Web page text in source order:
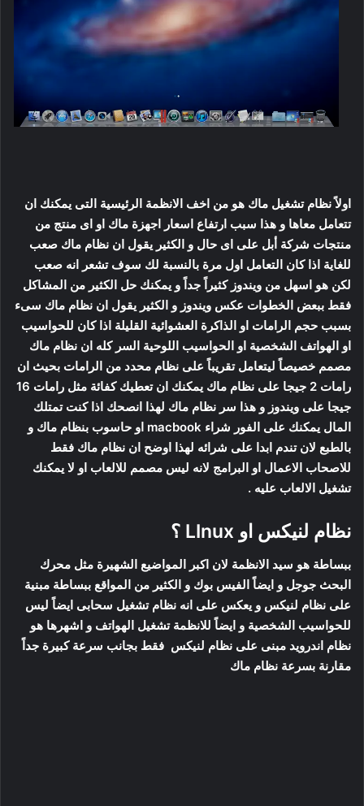
اولاً نظام تشغيل ماك هو من اخف الانظمة الرئيسية التى يمكنك ان
تتعامل معاها و هذا سبب ارتفاع اسعار اجهزة ماك او اى منتج من
منتجات شركة أبل على اى حال و الكثير يقول ان نظام ماك صعب
للغاية اذا كان التعامل اول مرة بالنسبة لك سوف تشعر انه صعب
لكن هو اسهل من ويندوز كثيراً جداً و يمكنك حل الكثير من المشاكل
فقط ببعض الخطوات عكس ويندوز و الكثير يقول ان نظام ماك سىء
بسبب حجم الرامات او الذاكرة العشوائية القليلة اذا كان للحواسيب
او الهواتف الشخصية او الحواسيب اللوحية السر كله ان نظام ماك
مصمم خصيصاً ليتعامل تقريباً على نظام محدد من الرامات بحيث ان
رامات 2 جيجا على نظام ماك يمكنك ان تعطيك كفائة مثل رامات 16
جيجا على ويندوز و هذا سر نظام ماك لهذا انصحك اذا كنت تمتلك
المال يمكنك على الفور شراء macbook او حاسوب بنظام ماك و
بالطبع لان تندم ابدا على شرائه لهذا اوضح ان نظام ماك فقط
للاصحاب الاعمال او البرامج لانه ليس مصمم للالعاب او لا يمكنك
تشغيل الالعاب عليه .
نظام لنيكس او LInux ؟
ببساطة هو سيد الانظمة لان اكبر المواضيع الشهيرة مثل محرك
البحث جوجل و ايضاً الفيس بوك و الكثير من المواقع ببساطة مبنية
على نظام لنيكس و يعكس على انه نظام تشغيل سحابى ايضاً ليس
للحواسيب الشخصية و ايضاً للانظمة تشغيل الهواتف و اشهرها هو
نظام اندرويد مبنى على نظام لنيكس فقط بجانب سرعة كبيرة جداً
مقارنة بسرعة نظام ماك